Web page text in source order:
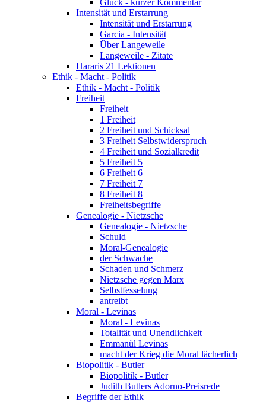
Intensität und Erstarrung
Intensität und Erstarrung
Garcia - Intensität
Über Langeweile
Langeweile - Zitate
Hararis 21 Lektionen
Ethik - Macht - Politik
Ethik - Macht - Politik
Freiheit
Freiheit
1 Freiheit
2 Freiheit und Schicksal
3 Freiheit Selbstwiderspruch
4 Freiheit und Sozialkredit
5 Freiheit 5
6 Freiheit 6
7 Freiheit 7
8 Freiheit 8
Freiheitsbegriffe
Genealogie - Nietzsche
Genealogie - Nietzsche
Schuld
Moral-Genealogie
der Schwache
Schaden und Schmerz
Nietzsche gegen Marx
Selbstfesselung
antreibt
Moral - Levinas
Moral - Levinas
Totalität und Unendlichkeit
Emmanül Levinas
macht der Krieg die Moral lächerlich
Biopolitik - Butler
Biopolitik - Butler
Judith Butlers Adorno-Preisrede
Begriffe der Ethik